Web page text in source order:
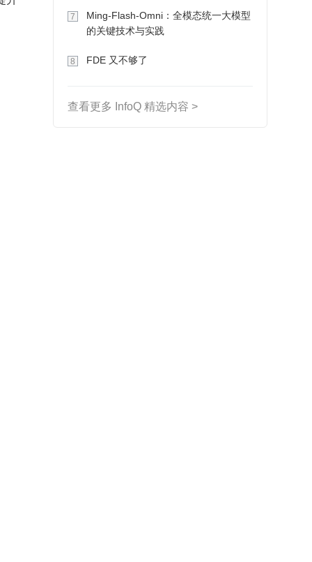
7
Ming-Flash-Omni：全模态统一大模型
的关键技术与实践
8 FDE 又不够了
查看更多 InfoQ 精选内容 >